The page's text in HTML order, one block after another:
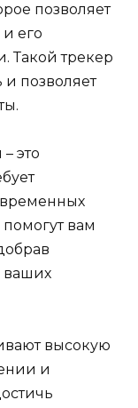
позволяет
его
Такой трекер
и позволяет
это
вам
ваших
высокую
и